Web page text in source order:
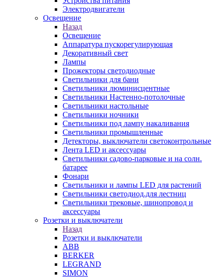
Электродвигатели
Освещение
Назад
Освещение
Аппаратура пускорегулирующая
Декоративный свет
Лампы
Прожекторы светодиодные
Светильники для бани
Светильники люминисцентные
Светильники Настенно-потолочные
Светильники настольные
Светильники ночники
Светильники под лампу накаливания
Светильники промышленные
Детекторы, выключатели светоконтрольные
Лента LED и аксессуары
Светильники садово-парковые и на солн.
батарее
Фонари
Светильники и лампы LED для растений
Светильники светодиод.для лестниц
Светильники трековые, шинопровод и
аксессуары
Розетки и выключатели
Назад
Розетки и выключатели
ABB
BERKER
LEGRAND
SIMON